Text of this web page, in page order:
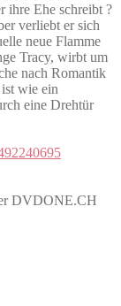
ihre Ehe schreibt ?
verliebt er sich
neue Flamme
Tracy, wirbt um
nach Romantik
wie ein
eine Drehtür
DVDONE.CH